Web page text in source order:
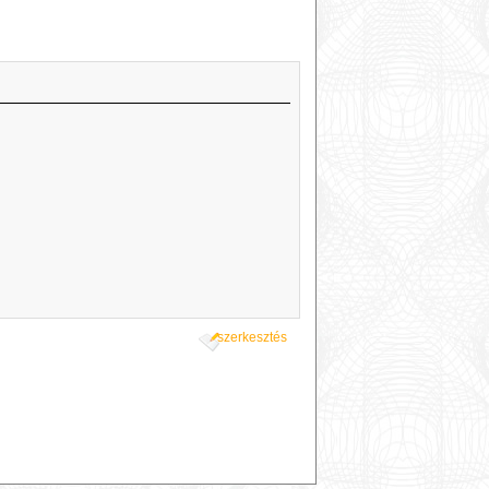
szerkesztés